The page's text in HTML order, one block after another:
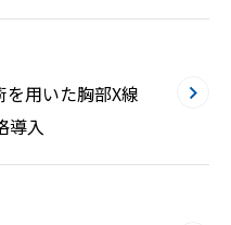
用いた胸部X線
導入